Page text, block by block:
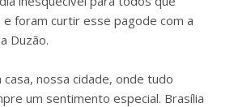
foram curtir esse pagode com a
Duzão.
casa, nossa cidade, onde tudo
um sentimento especial. Brasília